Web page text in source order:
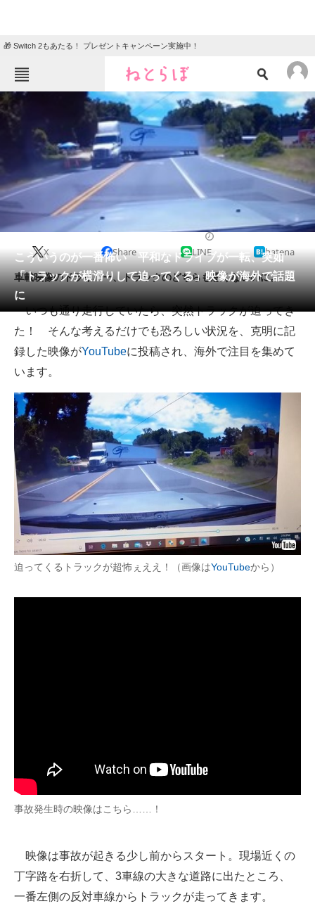
🎁 Switch 2もあたる！ プレゼントキャンペーン実施中！
ねとらぼメニュー
TOP ニュース
エンタメ
地域
住まい 教育・育児
動物
会員記事
メディア
注目記事を集めた総合ページ
ITの今と未来を見通す
スマホと通信の最新トレンド
進化するPCとデバイスの未来
好きが集まる 比べて選べる
ビジネスと働き方のヒント
AI活用のいまが分かる
企業ITのトレンドを詳説
経営リーダーのコミュニティ
エレクトロニクス専門サイト
建設×テクノロジーの最前線
ちょっと気になるネットの話題
こういうのが一番怖い 平和なドライブが一転、突如
「トラックが横滑りして迫ってくる」映像が海外で話題
に
X Share LINE hatena
車載映像のドライバー、トラックのどちらも悪くないのに。
いつも通り走行していたら、突然トラックが迫ってき
た！ そんな考えるだけでも恐ろしい状況を、克明に記
録した映像がYouTubeに投稿され、海外で注目を集めて
います。
迫ってくるトラックが超怖ぇええ！（画像はYouTubeから）
事故発生時の映像はこちら……！
映像は事故が起きる少し前からスタート。現場近くの
丁字路を右折して、3車線の大きな道路に出たところ、
一番左側の反対車線からトラックが走ってきます。